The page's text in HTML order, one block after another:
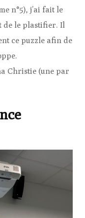
n°5), j’ai fait le
de le plastifier. Il
ce puzzle afin de
Christie (une par